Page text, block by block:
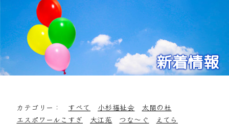
新着情報
カテゴリー： すべて 小杉福祉会
太閤の杜
エスポワールこすぎ
大江苑 つな～ぐ えてら